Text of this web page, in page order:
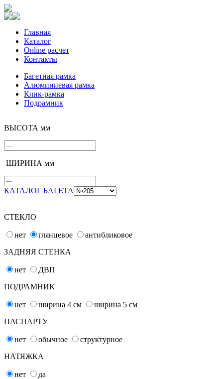
Главная
Каталог
Online расчет
Контакты
Багетная рамка
Алюминиевая рамка
Клик-рамка
Подрамник
ВЫСОТА мм
ШИРИНА мм
КАТАЛОГ БАГЕТА
СТЕКЛО
нет глянцевое
антибликовое
ЗАДНЯЯ СТЕНКА
нет
ДВП
ПОДРАМНИК
нет ширина 4 см ширина 5 см
ПАСПАРТУ
нет обычное
структурное
НАТЯЖКА
нет
да